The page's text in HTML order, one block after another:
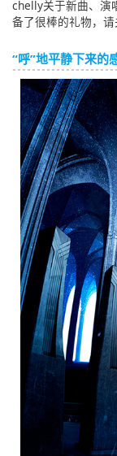
chelly关于新曲、演
备了很棒的礼物，
“呼”地平静下来的